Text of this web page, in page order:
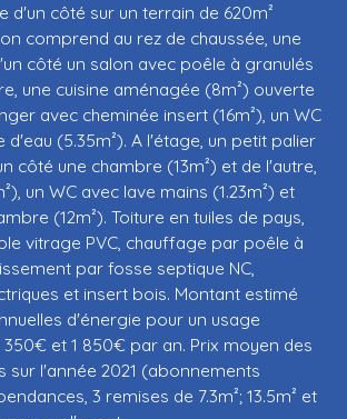
d'un côté sur un terrain de 620m²
comprend au rez de chaussée, une
côté un salon avec poêle à granulés
une cuisine aménagée (8m²) ouverte
avec cheminée insert (16m²), un WC
d'eau (5.35m²). A l'étage, un petit palier
côté une chambre (13m²) et de l'autre,
un WC avec lave mains (1.23m²) et
(12m²). Toiture en tuiles de pays,
vitrage PVC, chauffage par poêle à
par fosse septique NC,
et insert bois. Montant estimé
d'énergie pour un usage
et 1 850€ par an. Prix moyen des
sur l'année 2021 (abonnements
3 remises de 7.3m²; 13.5m² et